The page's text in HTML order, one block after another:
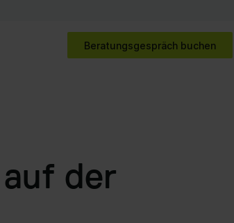
Beratungsgespräch buchen
der